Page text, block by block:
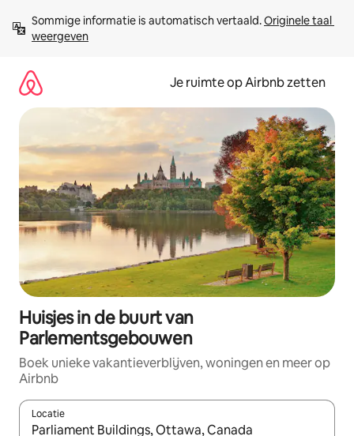
direct
naar
Sommige informatie is automatisch vertaald. Originele taal
weergeven
Je ruimte op Airbnb zetten
Huisjes in de buurt van
Parlementsgebouwen
Boek unieke vakantieverblijven, woningen en meer op
Airbnb
Locatie
Wanneer er suggesties beschikbaar zijn, maak je een keuze